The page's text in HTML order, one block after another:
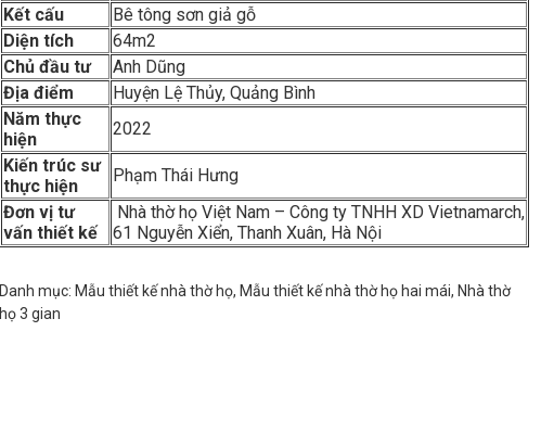
Kết cấu
Bê tông sơn giả gỗ
Diện tích
64m2
Chủ đầu tư
Anh Dũng
Địa điểm
Huyện Lệ Thủy, Quảng Bình
Năm thực
hiện
2022
Kiến trúc sư
thực hiện
Phạm Thái Hưng
Đơn vị tư
vấn thiết kế
Nhà thờ họ Việt Nam – Công ty TNHH XD Vietnamarch,
61 Nguyễn Xiển, Thanh Xuân, Hà Nội
Danh mục: Mẫu thiết kế nhà thờ họ, Mẫu thiết kế nhà thờ họ hai mái, Nhà thờ
họ 3 gian